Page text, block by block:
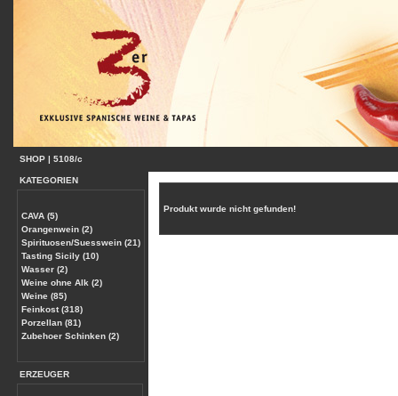
SHOP | 5108/c
KATEGORIEN
CAVA (5)
Orangenwein (2)
Spirituosen/Suesswein (21)
Tasting Sicily (10)
Wasser (2)
Weine ohne Alk (2)
Weine (85)
Feinkost (318)
Porzellan (81)
Zubehoer Schinken (2)
ERZEUGER
Produkt wurde nicht gefunden!